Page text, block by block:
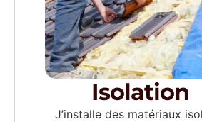
Isolation
J’installe des matériaux